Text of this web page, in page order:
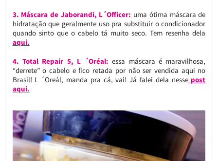
3. Máscara de Jaborandi, L´Officer: uma ótima máscara de
hidratação que geralmente uso pra substituir o condicionador
quando sinto que o cabelo tá muito seco. Tem resenha dela
aqui.
4. Total Repair 5, L ´Oréal: essa máscara é maravilhosa,
“derrete” o cabelo e fico retada por não ser vendida aqui no
Brasil! L ´Oreál, manda pra cá, vai! Já falei dela nessepost
aqui.